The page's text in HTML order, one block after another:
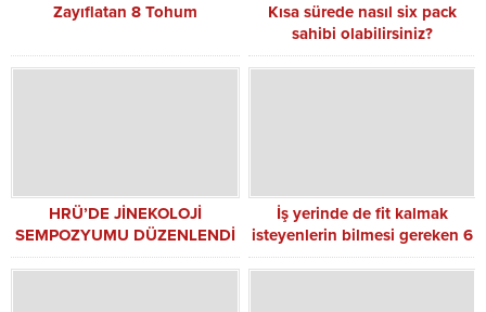
Zayıflatan 8 Tohum
Kısa sürede nasıl six pack
sahibi olabilirsiniz?
HRÜ’DE JİNEKOLOJİ
SEMPOZYUMU DÜZENLENDİ
İş yerinde de fit kalmak
isteyenlerin bilmesi gereken 6
altın kural